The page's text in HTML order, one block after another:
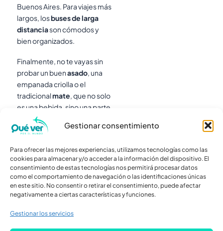
Gestionar consentimiento
Para ofrecer las mejores experiencias, utilizamos tecnologías como las
cookies para almacenar y/o acceder a la información del dispositivo. El
consentimiento de estas tecnologías nos permitirá procesar datos
como el comportamiento de navegación o las identificaciones únicas
en este sitio. No consentir o retirar el consentimiento, puede afectar
negativamente a ciertas características y funciones.
Gestionar los servicios
Buenos Aires. Para viajes más
largos, losbuses de larga
distanciason cómodos y
bien organizados.
Finalmente, no te vayas sin
probar un buenasado, una
empanada criolla o el
tradicionalmate, que no solo
es una bebida, sino una parte
esencial de la cultura
argentina.